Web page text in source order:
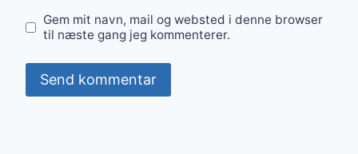
Gem mit navn, mail og websted i denne browser
til næste gang jeg kommenterer.